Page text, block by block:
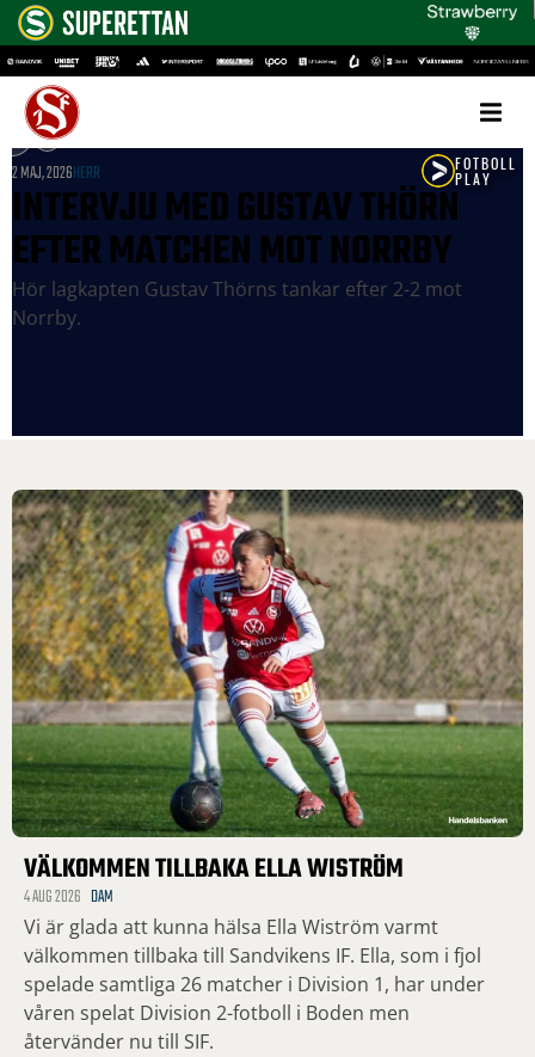
2 MAJ, 2026HERR
INTERVJU MED GUSTAV THÖRN
EFTER MATCHEN MOT NORRBY
Hör lagkapten Gustav Thörns tankar efter 2-2 mot
Norrby.
VÄLKOMMEN TILLBAKA ELLA WISTRÖM
4 AUG 2026 DAM
Vi är glada att kunna hälsa Ella Wiström varmt
välkommen tillbaka till Sandvikens IF. Ella, som i fjol
spelade samtliga 26 matcher i Division 1, har under
våren spelat Division 2-fotboll i Boden men
återvänder nu till SIF.